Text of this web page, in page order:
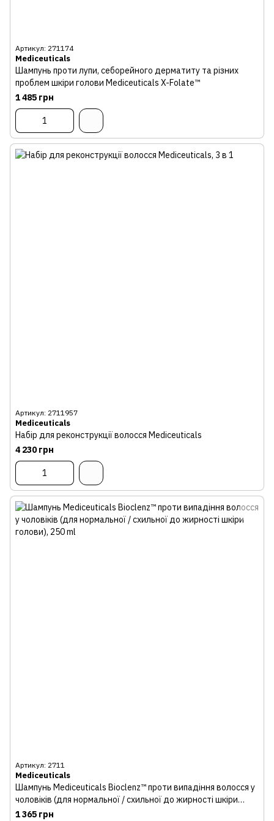
Артикул: 271174
Mediceuticals
Шампунь проти лупи, себорейного дерматиту та різних
проблем шкіри голови Mediceuticals X-Folate™
1 485 грн
Артикул: 2711957
Mediceuticals
Набір для реконструкції волосся Mediceuticals
4 230 грн
Артикул: 2711
Mediceuticals
Шампунь Mediceuticals Bioclenz™ проти випадіння волосся у
чоловіків (для нормальної / схильної до жирності шкіри
голови)
1 365 грн